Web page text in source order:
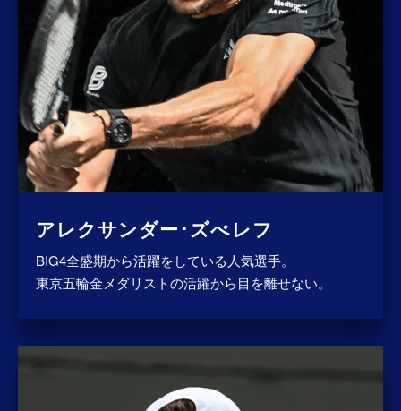
アレクサンダー･ズべレフ
BIG4全盛期から活躍をしている人気選手。
東京五輪金メダリストの活躍から目を離せない。